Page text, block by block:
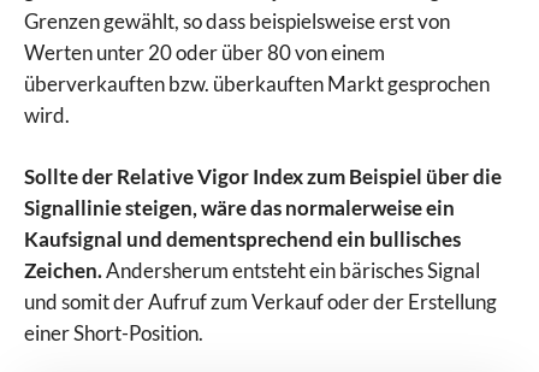
Grenzen gewählt, so dass beispielsweise erst von
Werten unter 20 oder über 80 von einem
überverkauften bzw. überkauften Markt gesprochen
wird.
Sollte der Relative Vigor Index zum Beispiel über die
Signallinie steigen, wäre das normalerweise ein
Kaufsignal und dementsprechend ein bullisches
Zeichen.Andersherum entsteht ein bärisches Signal
und somit der Aufruf zum Verkauf oder der Erstellung
einer Short-Position.